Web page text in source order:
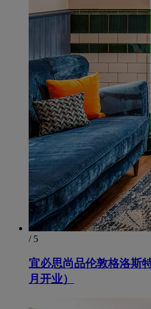
/ 5
宜必思尚品伦敦格洛斯
月开业）